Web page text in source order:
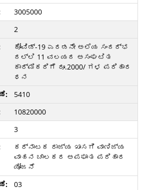
3005000
2
ಕೋವಿಡ್-19 ಎರಡನೇ ಅಲೆಯ ಸಂದರ್ಭ
ದಲ್ಲಿ 11 ವಲಯದ ಅಸಂಘಟಿತ
ಕಾರ್ಮಿಕರಿಗೆ ರೂ.2000/ ಗಳ ಪರಿಹಾರ
ಧನ
5410
10820000
3
ಕರ್ನಾಟಕ ರಾಜ್ಯ ಖಾಸಗಿ ವಾಣಿಜ್ಯ
ವಾಹನ ಚಾಲಕರ ಅಪಘಾತ ಪರಿಹಾರ
ಯೋಜನೆ
03